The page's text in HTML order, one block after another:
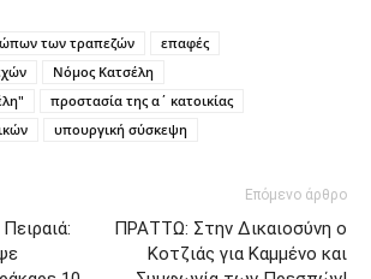
των τραπεζών
επαφές
Νόμος Κατσέλη
προστασία της α΄ κατοικίας
υπουργική σύσκεψη
Επόμενο άρθρο
ΠΡΑΤΤΩ: Στην Δικαιοσύνη ο
Κοτζιάς για Καμμένο και